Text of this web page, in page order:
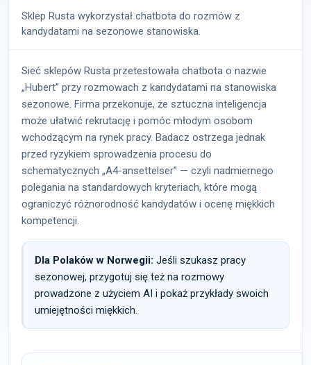
Sklep Rusta wykorzystał chatbota do rozmów z
kandydatami na sezonowe stanowiska.
Sieć sklepów Rusta przetestowała chatbota o nazwie
„Hubert” przy rozmowach z kandydatami na stanowiska
sezonowe. Firma przekonuje, że sztuczna inteligencja
może ułatwić rekrutację i pomóc młodym osobom
wchodzącym na rynek pracy. Badacz ostrzega jednak
przed ryzykiem sprowadzenia procesu do
schematycznych „A4-ansettelser” — czyli nadmiernego
polegania na standardowych kryteriach, które mogą
ograniczyć różnorodność kandydatów i ocenę miękkich
kompetencji.
Dla Polaków w Norwegii: Jeśli szukasz pracy
sezonowej, przygotuj się też na rozmowy
prowadzone z użyciem AI i pokaż przykłady swoich
umiejętności miękkich.